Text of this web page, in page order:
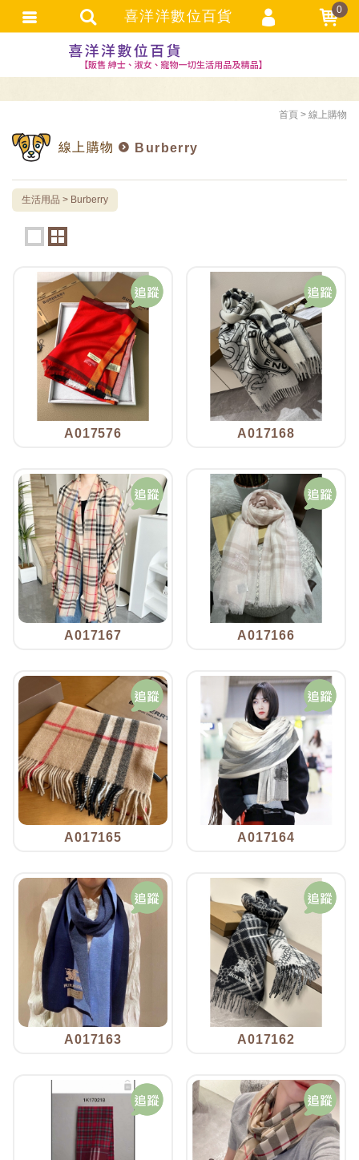
首頁 線上購物
線上購物 Burberry
生活用品 Burberry
A017576 A017168
A017167 A017166
A017165 A017164
A017163 A017162
喜洋洋數位百貨 0
選購者登入
選購者註冊